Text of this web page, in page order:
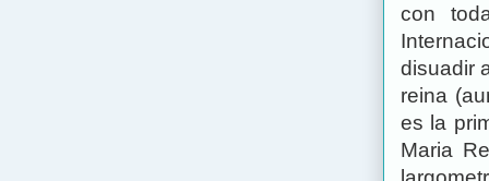
con
disuadir
reina
es la
Maria